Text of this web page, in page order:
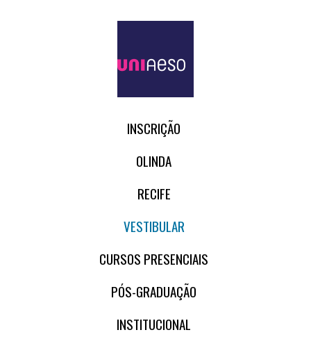
INSCRIÇÃO
OLINDA
RECIFE
VESTIBULAR
CURSOS PRESENCIAIS
PÓS-GRADUAÇÃO
INSTITUCIONAL